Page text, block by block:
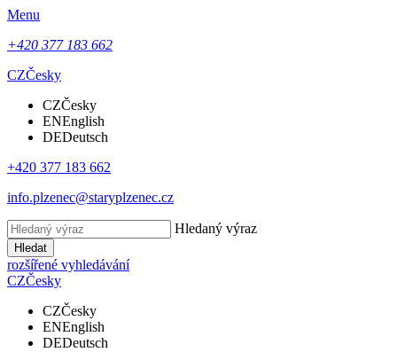
Menu
+420 377 183 662
CZČesky
CZČesky
ENEnglish
DEDeutsch
+420 377 183 662
info.plzenec@staryplzenec.cz
Hledaný výraz
Hledat
rozšířené vyhledávání
CZČesky
CZČesky
ENEnglish
DEDeutsch